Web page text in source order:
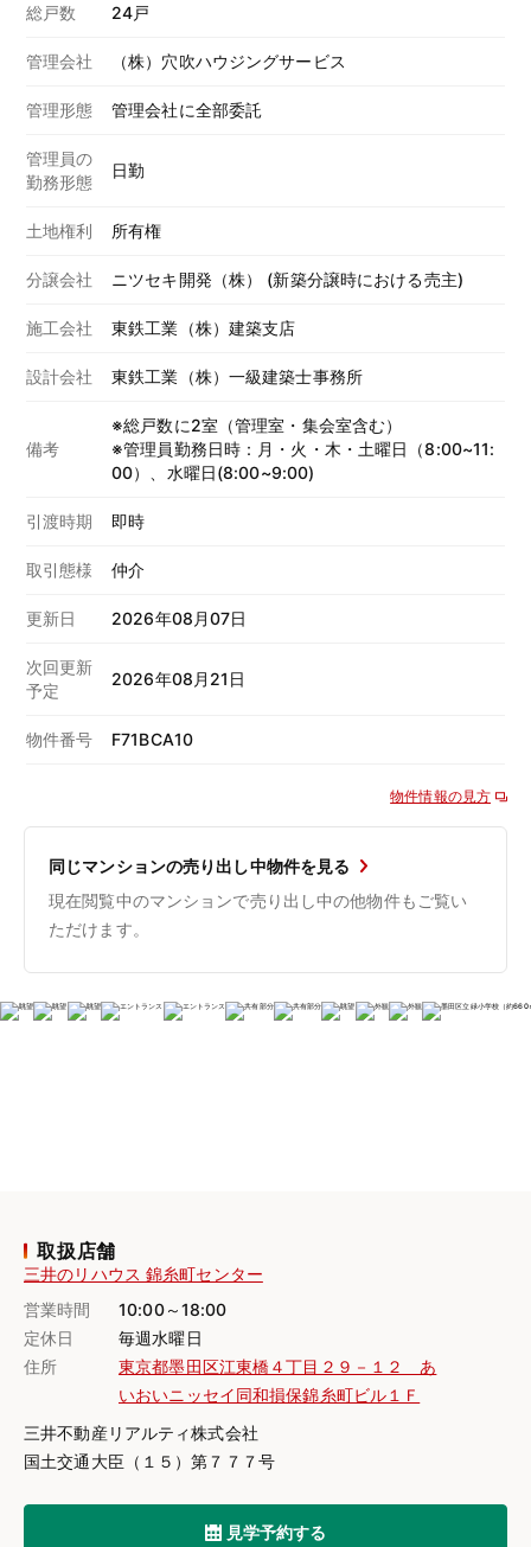
総戸数 24戸
管理会社 （株）穴吹ハウジングサービス
管理形態 管理会社に全部委託
管理員の
勤務形態
日勤
土地権利 所有権
分譲会社 ニツセキ開発（株） (新築分譲時における売主)
施工会社 東鉄工業（株）建築支店
設計会社 東鉄工業（株）一級建築士事務所
備考
※総戸数に2室（管理室・集会室含む）
※管理員勤務日時：月・火・木・土曜日（8:00~11:
00）、水曜日(8:00~9:00)
引渡時期 即時
取引態様 仲介
更新日 2026年08月07日
次回更新
予定
2026年08月21日
物件番号 F71BCA10
物件情報の見方
同じマンションの売り出し中物件を見る
現在閲覧中のマンションで売り出し中の他物件もご覧い
ただけます。
取扱店舗
三井のリハウス 錦糸町センター
営業時間
10:00～18:00
定休日
毎週水曜日
住所
東京都墨田区江東橋４丁目２９－１２ あ
いおいニッセイ同和損保錦糸町ビル１Ｆ
三井不動産リアルティ株式会社
国土交通大臣（１５）第７７７号
見学予約する